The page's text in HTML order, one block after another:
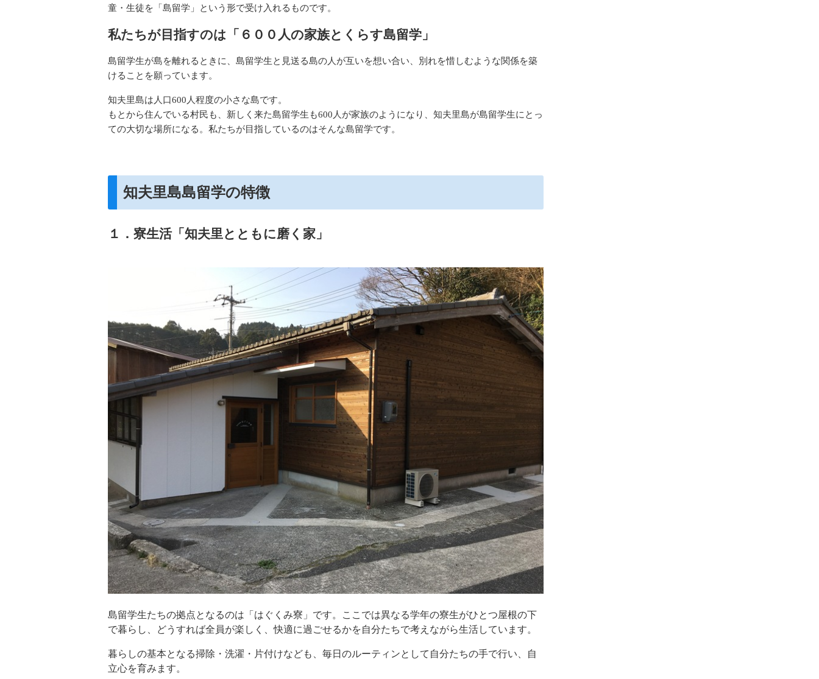
童・生徒を「島留学」という形で受け入れるものです。
私たちが目指すのは「６００人の家族とくらす島留学」
島留学生が島を離れるときに、島留学生と見送る島の人が互いを想い合い、別れを惜しむような関係を築
けることを願っています。
知夫里島は人口600 人程度の小さな島です。
もとから住んでいる村民も、新しく来た島留学生も600 人が家族のようになり、知夫里島が島留学生にとっ
ての大切な場所になる。私たちが目指しているのはそんな島留学です。
知夫里島島留学の特徴
１．寮生活「知夫里とともに磨く家」
島留学生たちの拠点となるのは「はぐくみ寮」です。ここでは異なる学年の寮生がひとつ屋根の下
で暮らし、どうすれば全員が楽しく、快適に過ごせるかを自分たちで考えながら生活しています。
暮らしの基本となる掃除・洗濯・片付けなども、毎日のルーティンとして自分たちの手で行い、自
立心を育みます。